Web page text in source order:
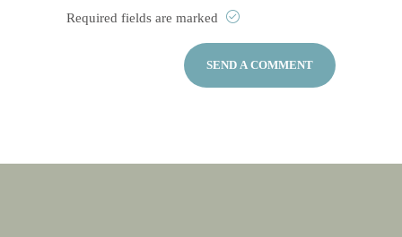
Required fields are marked